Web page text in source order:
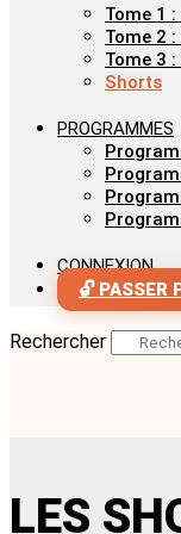
Tome 1
Tome 2
Tome 3
Shorts
PROGRAMMES
CONNEXION
🔓 PASSER
Rechercher
LES